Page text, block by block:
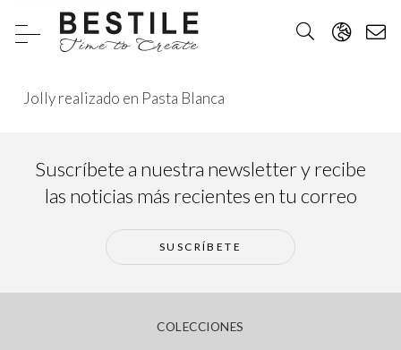
Jolly realizado en Pasta Blanca
Suscríbete a nuestra newsletter y recibe
las noticias más recientes en tu correo
SUSCRÍBETE
COLECCIONES